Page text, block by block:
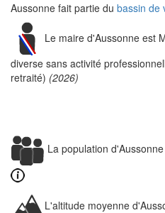
Aussonne fait partie du bassin de
Le maire d'Aussonne est
diverse sans activité
retraité) (2026)
La population
L'altitude moyenne